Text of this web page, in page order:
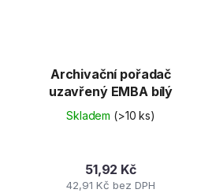
Archivační pořadač
uzavřený EMBA bílý
Skladem (>10 ks)
42,91 Kč bez DPH
51,92 Kč